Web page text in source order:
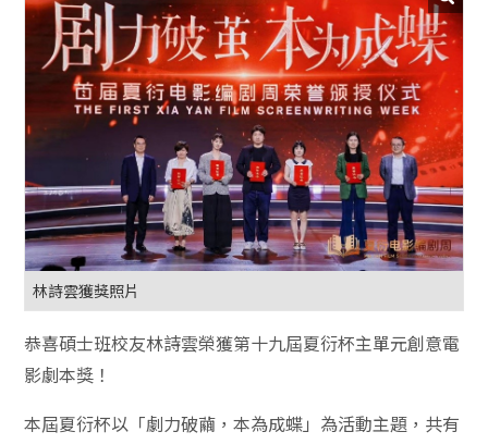
林詩雲獲獎照片
恭喜碩士班校友林詩雲榮獲第十九屆夏衍杯主單元創意電
影劇本獎！
本屆夏衍杯以「劇力破繭，本為成蝶」為活動主題，共有